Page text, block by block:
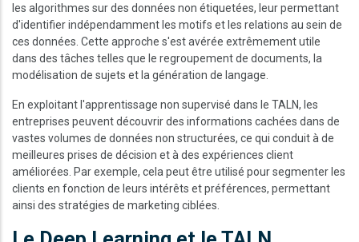
les algorithmes sur des données non étiquetées, leur permettant
d'identifier indépendamment les motifs et les relations au sein de
ces données. Cette approche s'est avérée extrêmement utile
dans des tâches telles que le regroupement de documents, la
modélisation de sujets et la génération de langage.
En exploitant l'apprentissage non supervisé dans le TALN, les
entreprises peuvent découvrir des informations cachées dans de
vastes volumes de données non structurées, ce qui conduit à de
meilleures prises de décision et à des expériences client
améliorées. Par exemple, cela peut être utilisé pour segmenter les
clients en fonction de leurs intérêts et préférences, permettant
ainsi des stratégies de marketing ciblées.